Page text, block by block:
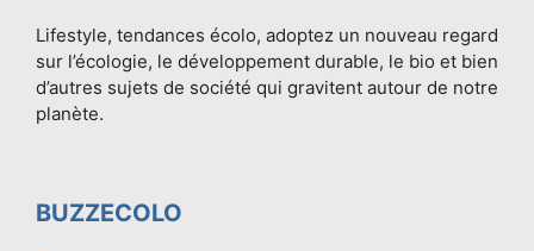
Lifestyle, tendances écolo, adoptez un nouveau regard
sur l’écologie, le développement durable, le bio et bien
d’autres sujets de société qui gravitent autour de notre
planète.
BUZZECOLO